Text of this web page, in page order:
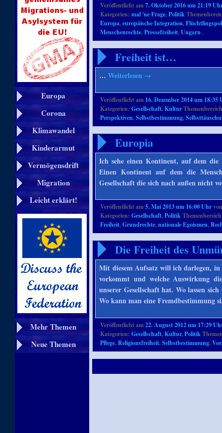
Europa
Corona
Klimawandel
Kinderarmut
Vermögensdrift
Migration
Leicht erklärt!
Mehr Themen
Neue Themen
Veröffentlicht am7. Oktober 2016 um 21:19
Kategorien:mal 'ne Frage,Politik
Europa,europäische Integration,
Menschenrechte,Pressefreiheit,Ungarn.
Freiheit ist…
…Weiterlesen →
Veröffentlicht am 16. Dezember 2014 um 18:35
Kategorien:Gesellschaft,Kultur
Perspektiven,Selbstbestimmung,
Europia
Ich sehe einen Kontinent, auf dem
Einen Kontinent auf dem die
Gesellschaft die sich nach außen nicht
Veröffentlicht am5. Mai 2013 um 16:00 Uhr
Kategorien:Gesellschaft,Politik
Freiheit,Grundrechte,nationale Egoismen,
Die Freiheit des
Mit diesem Aufsatz will ich darlegen,
vorkommt und welche Auswirkung
unserer Gesellschaft hat. Wo lassen
Wo kann man eine Fremdbestimmung
Veröffentlicht am22. August 2012 um 17:29
Kategorien:Gesellschaft,Kultur,Politik
Pflege,Religionsfreiheit,Selbstbestimmung,